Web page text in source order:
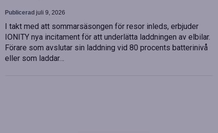
Publicerad juli 9, 2026
I takt med att sommarsäsongen för resor inleds, erbjuder
IONITY nya incitament för att underlätta laddningen av elbilar.
Förare som avslutar sin laddning vid 80 procents batterinivå
eller som laddar…